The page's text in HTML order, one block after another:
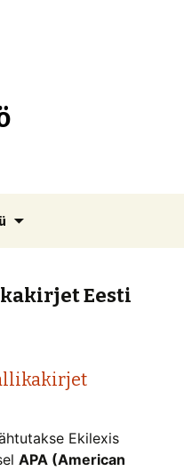
juurde
Eesti
Ekilexis
APA (American